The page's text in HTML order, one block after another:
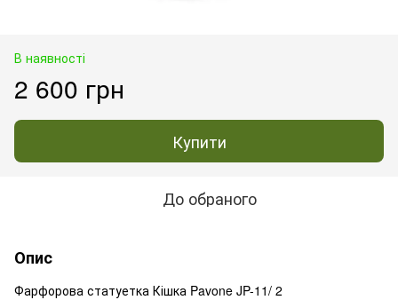
В наявності
2 600 грн
Купити
До обраного
Опис
Фарфорова статуетка Кішка Pavone JP-11/ 2